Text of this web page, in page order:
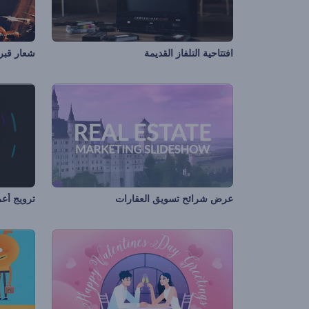
افتتاحية التلفاز القديمة شعار قبر
عرض شرائح تسويق العقارات ترويج